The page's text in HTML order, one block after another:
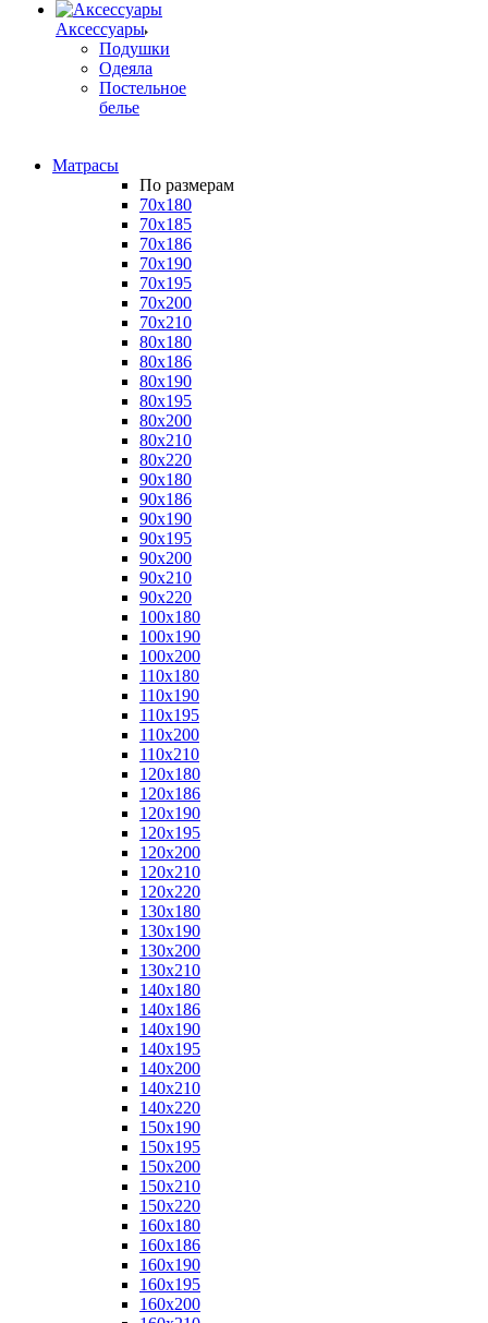
Аксессуары
Подушки
Одеяла
Постельное
белье
Матрасы
По размерам
70x180
70x185
70x186
70x190
70x195
70x200
70x210
80x180
80x186
80x190
80x195
80x200
80x210
80x220
90x180
90x186
90x190
90x195
90x200
90x210
90x220
100x180
100x190
100x200
110x180
110x190
110x195
110x200
110x210
120x180
120x186
120x190
120x195
120x200
120x210
120x220
130x180
130x190
130x200
130x210
140x180
140x186
140x190
140x195
140x200
140x210
140x220
150x190
150x195
150x200
150x210
150x220
160x180
160x186
160x190
160x195
160x200